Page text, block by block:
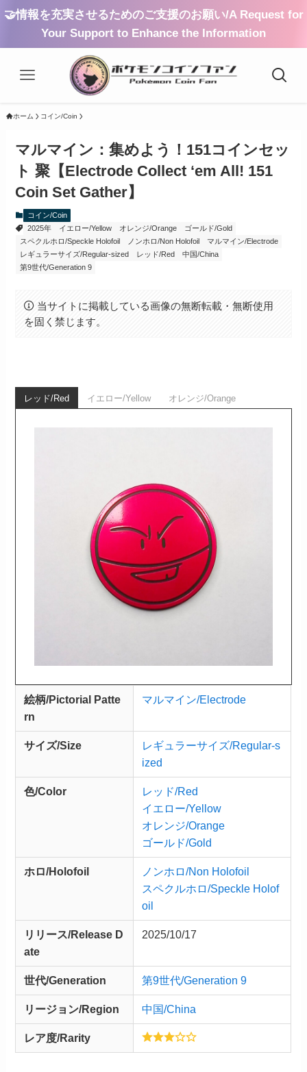
🤝情報を充実させるためのご支援のお願い/A Request for
Your Support to Enhance the Information
ホーム コイン/Coin
マルマイン：集めよう！151コインセッ
ト 聚【Electrode Collect ‘em All! 151
Coin Set Gather】
コイン/Coin
2025年
イエロー/Yellow オレンジ/Orange
ゴールド/Gold
スペクルホロ/Speckle Holofoil
ノンホロ/Non Holofoil
マルマイン/Electrode
レギュラーサイズ/Regular-sized
レッド/Red
中国/China
第9世代/Generation 9
当サイトに掲載している画像の無断転載・無断使用
を固く禁じます。
レッド/Red イエロー/Yellow オレンジ/Orange
絵柄/Pictorial Patte
rn
マルマイン/Electrode
サイズ/Size
レギュラーサイズ/Regular-s
ized
色/Color
レッド/Red
イエロー/Yellow
オレンジ/Orange
ゴールド/Gold
ホロ/Holofoil
ノンホロ/Non Holofoil
スペクルホロ/Speckle Holof
oil
リリース/Release D
ate
2025/10/17
世代/Generation 第9世代/Generation 9
リージョン/Region 中国/China
レア度/Rarity